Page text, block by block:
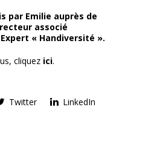
par Emilie auprès de
associé
Expert « Handiversité ».
cliquez ici.
Twitter
LinkedIn